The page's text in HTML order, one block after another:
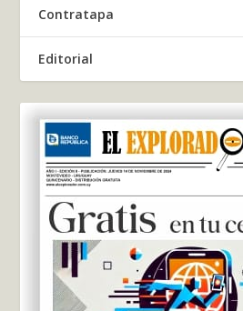
Contratapa
Editorial